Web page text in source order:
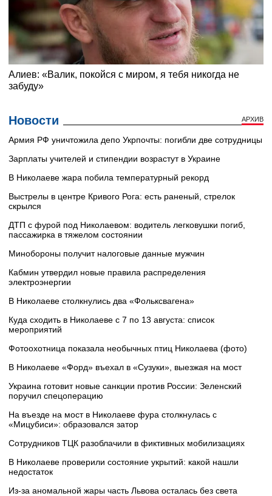
Новости АРХИВ
Армия РФ уничтожила депо Укрпочты: погибли две сотрудницы
Зарплаты учителей и стипендии возрастут в Украине
В Николаеве жара побила температурный рекорд
Выстрелы в центре Кривого Рога: есть раненый, стрелок
скрылся
ДТП с фурой под Николаевом: водитель легковушки погиб,
пассажирка в тяжелом состоянии
Минобороны получит налоговые данные мужчин
Кабмин утвердил новые правила распределения
электроэнергии
В Николаеве столкнулись два «Фольксвагена»
Куда сходить в Николаеве с 7 по 13 августа: список
мероприятий
Фотоохотница показала необычных птиц Николаева (фото)
В Николаеве «Форд» въехал в «Сузуки», выезжая на мост
Украина готовит новые санкции против России: Зеленский
поручил спецоперацию
На въезде на мост в Николаеве фура столкнулась с
«Мицубиси»: образовался затор
Сотрудников ТЦК разоблачили в фиктивных мобилизациях
В Николаеве проверили состояние укрытий: какой нашли
недостаток
Из-за аномальной жары часть Львова осталась без света